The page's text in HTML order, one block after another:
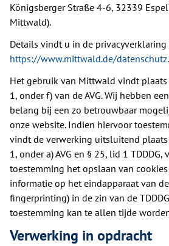
Königsberger Straße 4-6, 32339
Mittwald).
Details vindt u in de
https://www.mittwald.de/datenschutz.
Het gebruik van Mittwald vindt plaats
1, onder f) van de AVG. Wij hebben
belang bij een zo betrouwbaar
onze website. Indien hiervoor
vindt de verwerking uitsluitend plaats
1, onder a) AVG en § 25, lid 1 TDDDG,
toestemming het opslaan van
informatie op het eindapparaat van
fingerprinting) in de zin van de
toestemming kan te allen tijde
Verwerking in opdracht